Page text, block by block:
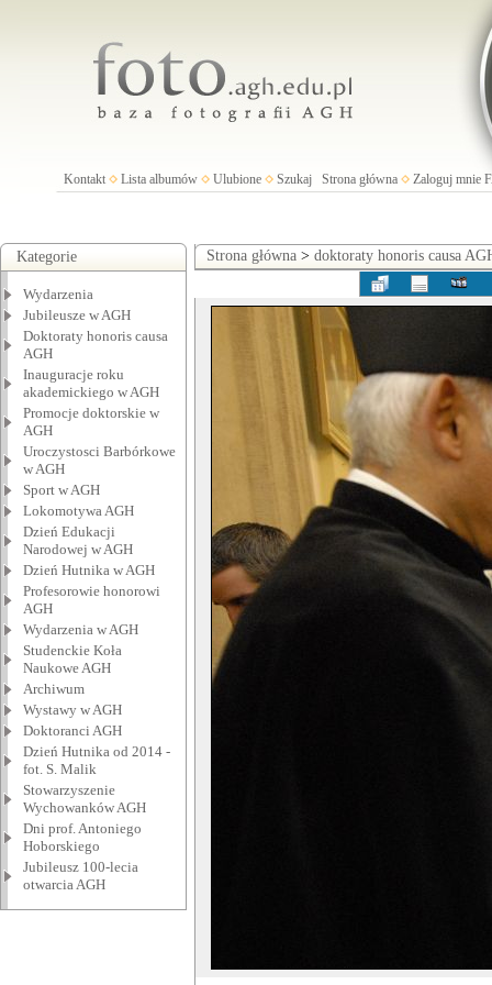
Kontakt Lista albumów Ulubione Szukaj Strona główna Zaloguj mnie
Kategorie
Wydarzenia
Jubileusze w AGH
Doktoraty honoris causa
AGH
Inauguracje roku
akademickiego w AGH
Promocje doktorskie w
AGH
Uroczystosci Barbórkowe
w AGH
Sport w AGH
Lokomotywa AGH
Dzień Edukacji
Narodowej w AGH
Dzień Hutnika w AGH
Profesorowie honorowi
AGH
Wydarzenia w AGH
Studenckie Koła
Naukowe AGH
Archiwum
Wystawy w AGH
Doktoranci AGH
Dzień Hutnika od 2014 -
fot. S. Malik
Stowarzyszenie
Wychowanków AGH
Dni prof. Antoniego
Hoborskiego
Jubileusz 100-lecia
otwarcia AGH
Strona główna > doktoraty honoris causa